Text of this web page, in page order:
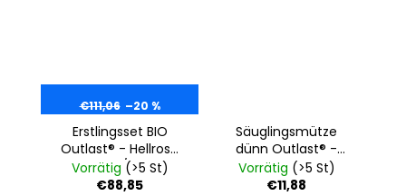
€111,06 –20 %
Erstlingsset BIO
Outlast® - Hellrosa
Sternchen/Babyrosa
Vorrätig (>5 St)
€88,85
Säuglingsmütze
dünn Outlast® -
babyrosa
Vorrätig (>5 St)
€11,88